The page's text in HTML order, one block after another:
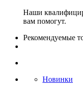
Наши
вам помогут.
Рекомендуемые
Новинки